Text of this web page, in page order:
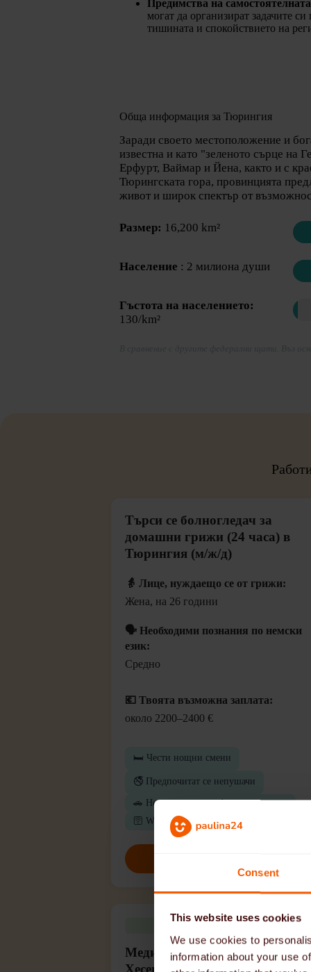
Consent
This website uses cookies
We use cookies to
information about your use
Предимства на самостоятелната
могат да организират задачите
тишината и спокойствието на
Обща информация за Тюрингия
Заради своето местоположение и
известна и като "зеленото сърце на
Ерфурт, Ваймар и Йена, както и с
Тюрингската гора, провинцията
живот и широк спектър от
Размер: 16,200 km²
Население : 2 милиона души
Гъстота на населението:
130/km²
Търси се болногледач за
домашни грижи (24 часа) в
Тюрингия (м/ж/д)
👵 Лице, нуждаещо се от грижи:
Жена, на 26 години
🗣️ Необходими познания по немски
език:
Средно
💶 Твоята възможна заплата:
около 2200–2400 €
🛏️ Чести нощни смени
🚭 Предпочитат се непушачи
🚗 Не се изисква шофьорска книжка
🛜 Wi-Fi
Медицински работник (м/ж/д)
Хесен